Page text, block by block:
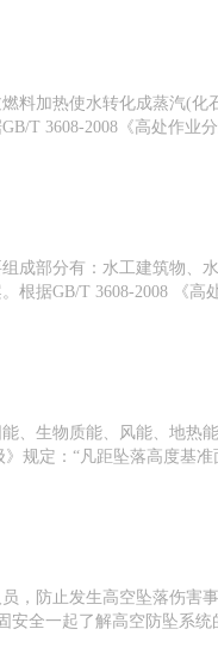
料加热使水转化成蒸汽(
T 3608-2008《高处作业
成部分有：水工建筑物
据GB/T 3608-2008 《
、生物质能、风能、地
规定：“凡距坠落高度基
，防止发生高空坠落伤
全一起了解高空防坠系